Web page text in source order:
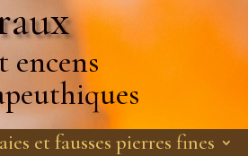
encens
et fausses pierres fines